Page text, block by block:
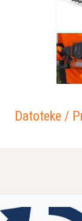
Datoteke /